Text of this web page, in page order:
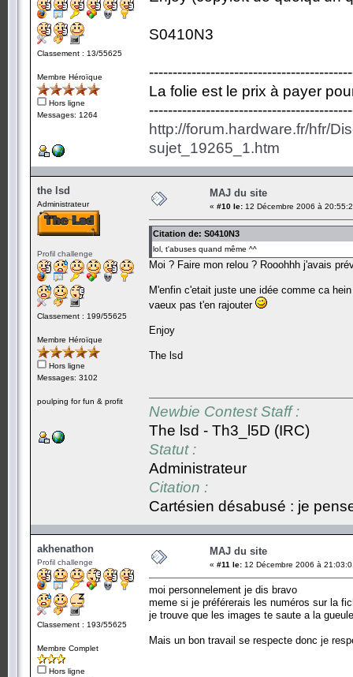
Classement : 13/55625
Membre Héroïque
Hors ligne
Messages: 1264
S0410N3
La folie est le prix à payer
http://forum.hardware.fr/hfr/
sujet_19265_1.htm
the lsd
Administrateur
Profil challenge
Classement : 199/55625
Membre Héroïque
Hors ligne
Messages: 3102
poulping for fun & profit
MAJ du site
« #10 le: 12 Décembre 2006 à
Citation de: S0410N3
lol, t'abuses quand même ^^
Moi ? Faire mon relou ? Rooohhh j'avais
M'enfin c'etait juste une idée comme ca
vaeux pas t'en rajouter
Enjoy
The lsd
Newbie Contest Staff :
The lsd - Th3_l5D (IRC)
Statut :
Administrateur
Citation :
Cartésien désabusé : je
akhenathon
Profil challenge
Classement : 193/55625
Membre Complet
Hors ligne
MAJ du site
« #11 le: 12 Décembre 2006 à
moi personnelement je dis bravo
meme si je préférerais les numéros sur la
je trouve que les images te saute a la
Mais un bon travail se respecte donc je